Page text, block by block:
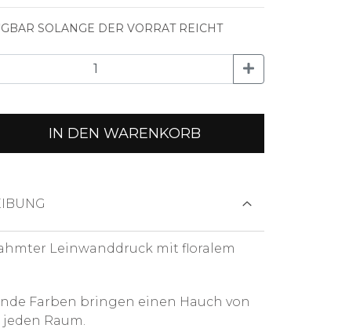
SOLANGE DER VORRAT REICHT
IN DEN WARENKORB
Leinwanddruck mit floralem
Farben bringen einen Hauch von
Raum.